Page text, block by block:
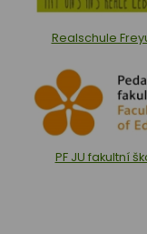
Realschule
PF JU fakultní